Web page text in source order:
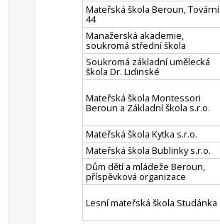
Mateřská škola Beroun, Tovární
44
Manažerská akademie,
soukromá střední škola
Soukromá základní umělecká
škola Dr. Lidinské
Mateřská škola Montessori
Beroun a Základní škola s.r.o.
Mateřská škola Kytka s.r.o.
Mateřská škola Bublinky s.r.o.
Dům dětí a mládeže Beroun,
příspěvková organizace
Lesní mateřská škola Studánka